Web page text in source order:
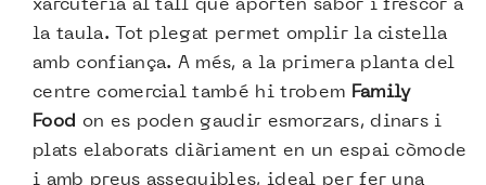
la taula. Tot plegat permet omplir la cistella
amb confiança. A més, a la primera planta del
centre comercial també hi trobem Family
Food on es poden gaudir esmorzars, dinars i
plats elaborats diàriament en un espai còmode
i amb preus assequibles, ideal per fer una